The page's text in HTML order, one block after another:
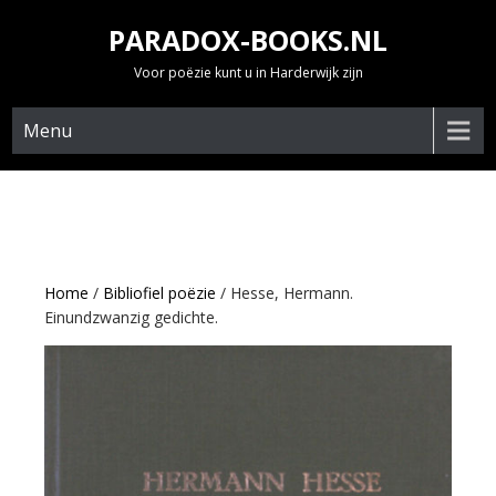
PARADOX-BOOKS.NL
Voor poëzie kunt u in Harderwijk zijn
Menu
Home / Bibliofiel poëzie / Hesse, Hermann.
Einundzwanzig gedichte.